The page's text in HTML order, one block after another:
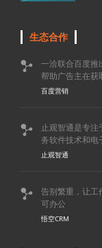
生态合作

一洽联合百度推
帮助广告主在获
百度营销

止观智通是专
务软件技术和电
止观智通

告别繁重，让工
可办公
悟空CRM